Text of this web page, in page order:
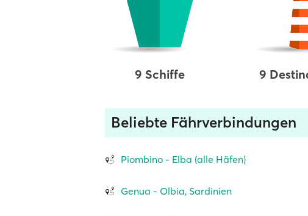
9 Schiffe 9
Beliebte Fährverbindungen
Piombino - Elba (alle Häfen)
Genua - Olbia, Sardinien